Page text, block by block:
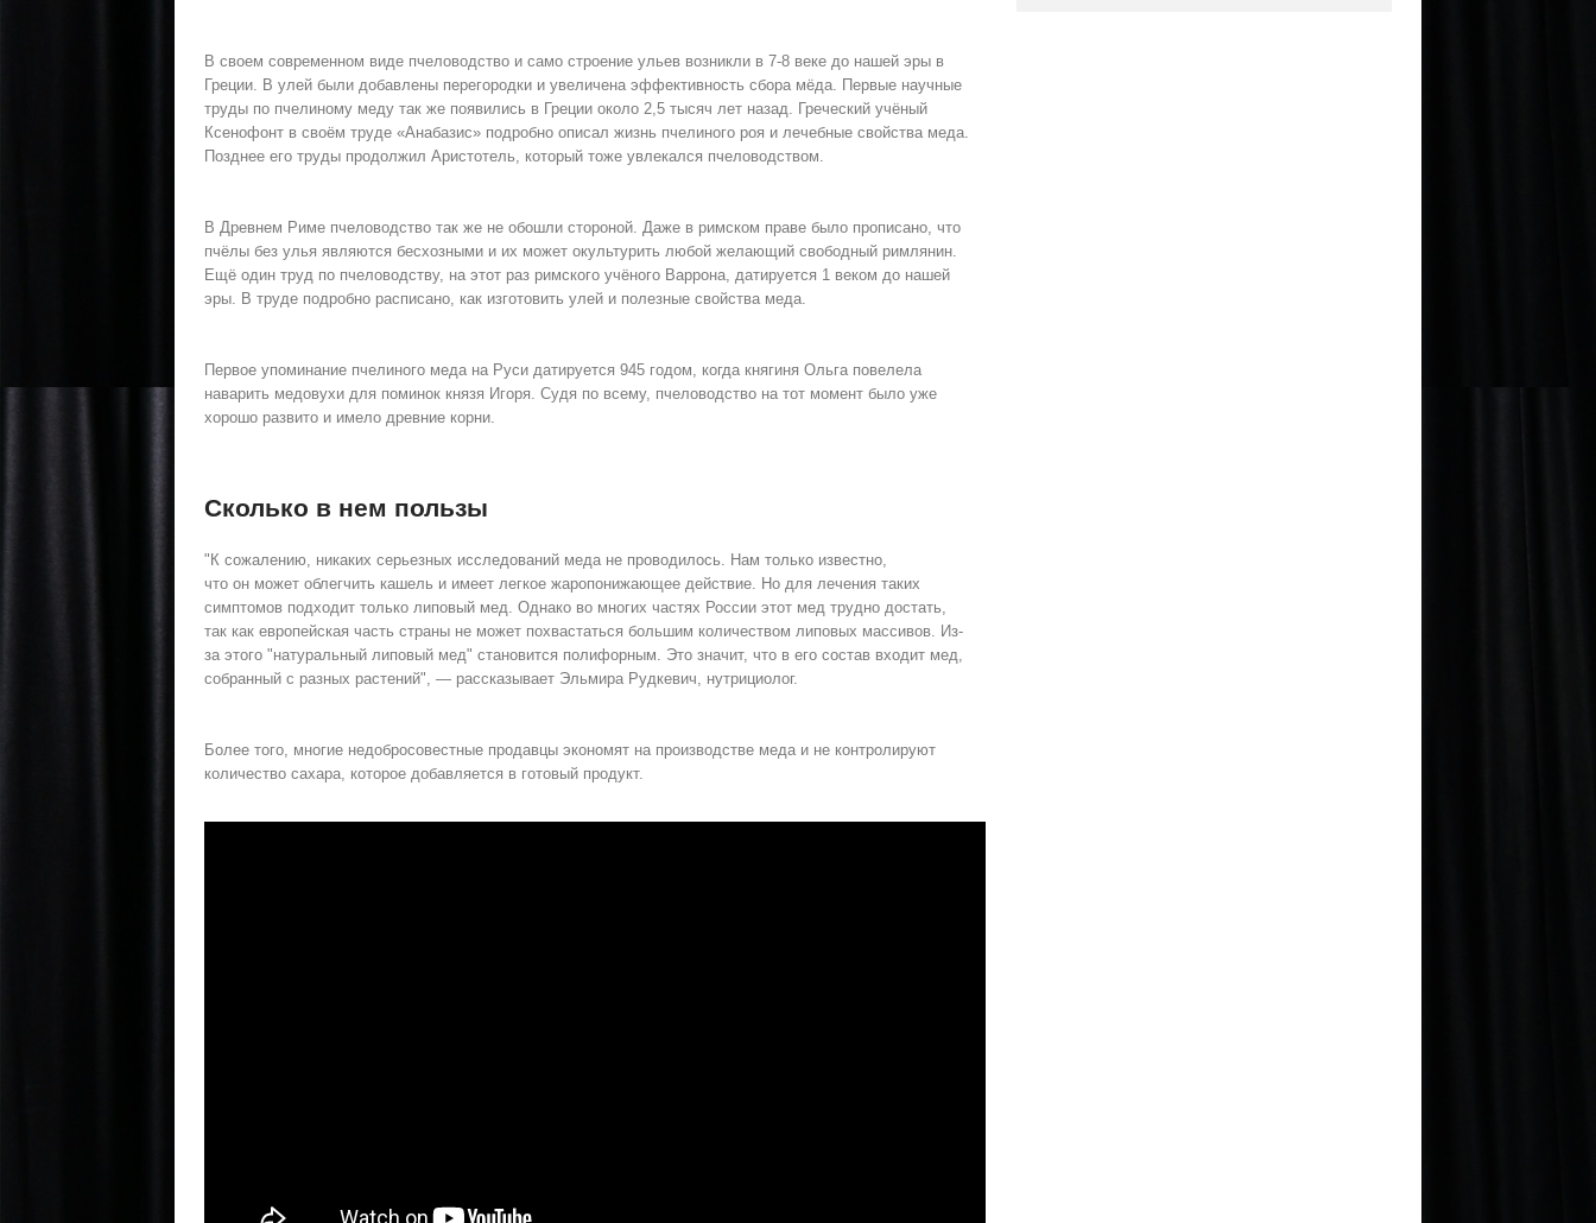
В своем современном виде пчеловодство и само строение ульев возникли в 7-8 веке до нашей эры в
Греции. В улей были добавлены перегородки и увеличена эффективность сбора мёда. Первые научные
труды по пчелиному меду так же появились в Греции около 2,5 тысяч лет назад. Греческий учёный
Ксенофонт в своём труде «Анабазис» подробно описал жизнь пчелиного роя и лечебные свойства меда.
Позднее его труды продолжил Аристотель, который тоже увлекался пчеловодством.
В Древнем Риме пчеловодство так же не обошли стороной. Даже в римском праве было прописано, что
пчёлы без улья являются бесхозными и их может окультурить любой желающий свободный римлянин.
Ещё один труд по пчеловодству, на этот раз римского учёного Варрона, датируется 1 веком до нашей
эры. В труде подробно расписано, как изготовить улей и полезные свойства меда.
Первое упоминание пчелиного меда на Руси датируется 945 годом, когда княгиня Ольга повелела
наварить медовухи для поминок князя Игоря. Судя по всему, пчеловодство на тот момент было уже
хорошо развито и имело древние корни.
Сколько в нем пользы
"К сожалению, никаких серьезных исследований меда не проводилось. Нам только известно,
что он может облегчить кашель и имеет легкое жаропонижающее действие. Но для лечения таких
симптомов подходит только липовый мед. Однако во многих частях России этот мед трудно достать,
так как европейская часть страны не может похвастаться большим количеством липовых массивов. Из-
за этого "натуральный липовый мед" становится полифорным. Это значит, что в его состав входит мед,
собранный с разных растений", — рассказывает Эльмира Рудкевич, нутрициолог.
Более того, многие недобросовестные продавцы экономят на производстве меда и не контролируют
количество сахара, которое добавляется в готовый продукт.